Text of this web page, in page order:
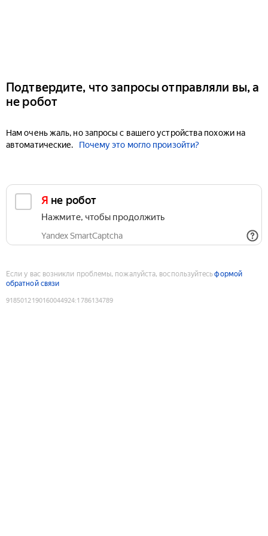
Подтвердите, что запросы отправляли вы, а
не робот
Нам очень жаль, но запросы с вашего устройства похожи на
автоматические.
Почему это могло произойти?
Я не робот
Нажмите, чтобы продолжить
Yandex SmartCaptcha
Если у вас возникли проблемы, пожалуйста, воспользуйтесьформой
обратной связи
9185012190160044924:1786134789